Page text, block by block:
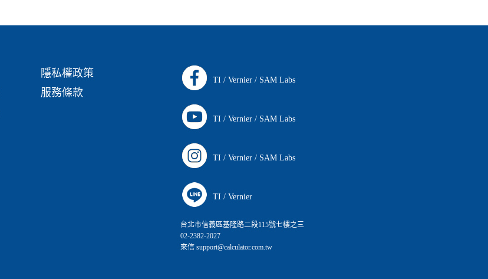
隱私權政策
服務條款
TI / Vernier / SAM Labs
TI / Vernier / SAM Labs
TI / Vernier / SAM Labs
TI / Vernier
台北市信義區基隆路二段115號七樓之三
02-2382-2027
來信 support@calculator.com.tw